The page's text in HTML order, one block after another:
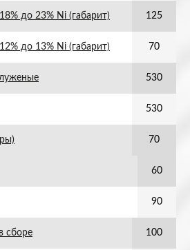
до 23% Ni (габарит) 125
до 13% Ni (габарит) 70
530
530
70
60
90
сборе 100